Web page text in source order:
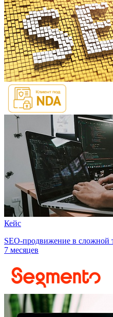
Кейс
SEO-продвижение в сложной
7 месяцев